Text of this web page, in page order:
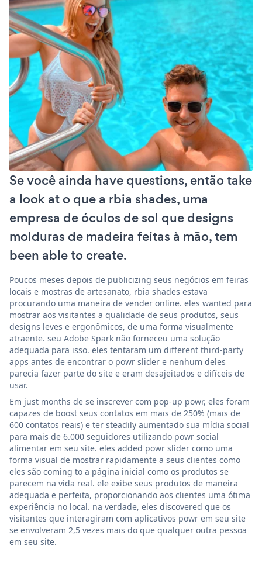
Se você ainda have questions, então take
a look at o que a rbia shades, uma
empresa de óculos de sol que designs
molduras de madeira feitas à mão, tem
been able to create.
Poucos meses depois de publicizing seus negócios em feiras
locais e mostras de artesanato, rbia shades estava
procurando uma maneira de vender online. eles wanted para
mostrar aos visitantes a qualidade de seus produtos, seus
designs leves e ergonômicos, de uma forma visualmente
atraente. seu Adobe Spark não forneceu uma solução
adequada para isso. eles tentaram um different third-party
apps antes de encontrar o powr slider e nenhum deles
parecia fazer parte do site e eram desajeitados e difíceis de
usar.
Em just months de se inscrever com pop-up powr, eles foram
capazes de boost seus contatos em mais de 250% (mais de
600 contatos reais) e ter steadily aumentado sua mídia social
para mais de 6.000 seguidores utilizando powr social
alimentar em seu site. eles added powr slider como uma
forma visual de mostrar rapidamente a seus clientes como
eles são coming to a página inicial como os produtos se
parecem na vida real. ele exibe seus produtos de maneira
adequada e perfeita, proporcionando aos clientes uma ótima
experiência no local. na verdade, eles discovered que os
visitantes que interagiram com aplicativos powr em seu site
se envolveram 2,5 vezes mais do que qualquer outra pessoa
em seu site.